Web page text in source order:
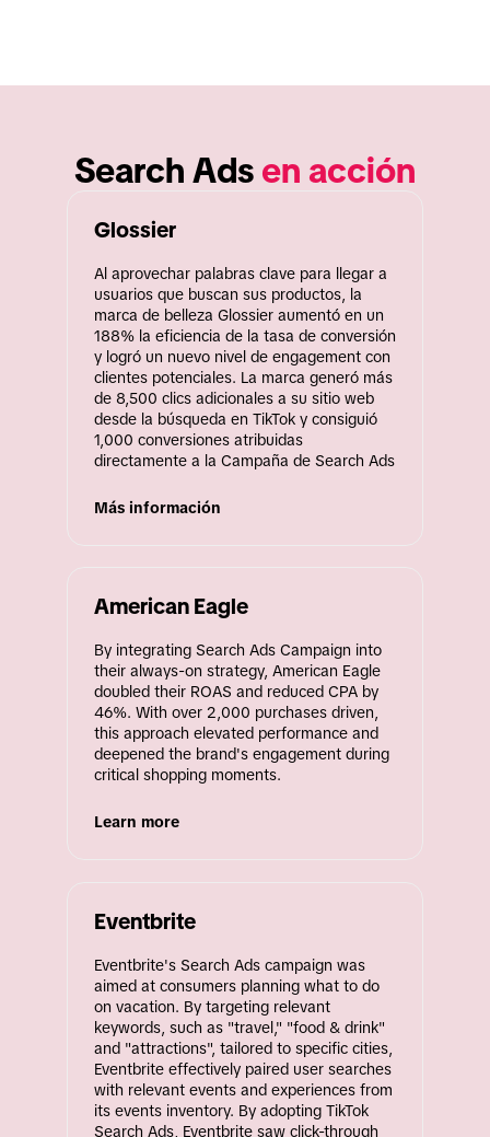
Search Ads en acción
Glossier
Al aprovechar palabras clave para llegar a
usuarios que buscan sus productos, la
marca de belleza Glossier aumentó en un
188% la eficiencia de la tasa de conversión
y logró un nuevo nivel de engagement con
clientes potenciales. La marca generó más
de 8,500 clics adicionales a su sitio web
desde la búsqueda en TikTok y consiguió
1,000 conversiones atribuidas
directamente a la Campaña de Search Ads
Más información
American Eagle
By integrating Search Ads Campaign into
their always-on strategy, American Eagle
doubled their ROAS and reduced CPA by
46%. With over 2,000 purchases driven,
this approach elevated performance and
deepened the brand's engagement during
critical shopping moments.
Learn more
Eventbrite
Eventbrite's Search Ads campaign was
aimed at consumers planning what to do
on vacation. By targeting relevant
keywords, such as "travel," "food & drink"
and "attractions", tailored to specific cities,
Eventbrite effectively paired user searches
with relevant events and experiences from
its events inventory. By adopting TikTok
Search Ads, Eventbrite saw click-through